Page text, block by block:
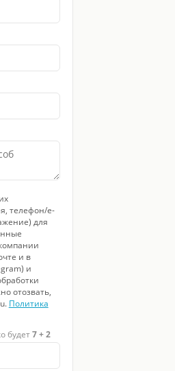
телефон/e-
для
и в
и
отозвать,
Политика
будет7 + 2